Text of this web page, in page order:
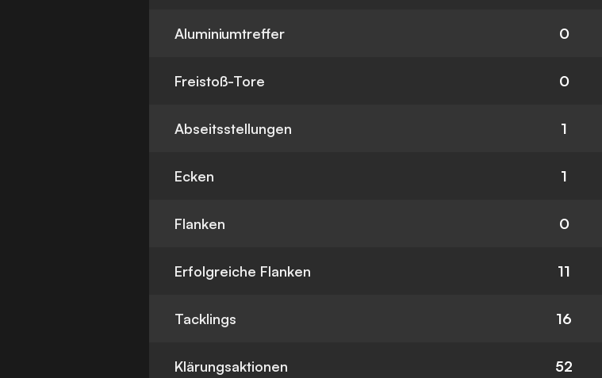
Aluminiumtreffer 0
Freistoß-Tore 0
Abseitsstellungen 1
Ecken 1
Flanken 0
Erfolgreiche Flanken 11
Tacklings 16
Klärungsaktionen 52